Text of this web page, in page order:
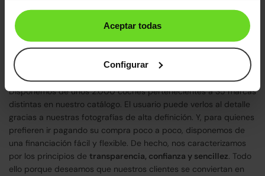
Aceptar todas
Configurar
estamos tan seguros de nuestros automóviles que, si,
transcurridos 15 días o circulados 1.000 kilómetros, el
comprador no está contento, puede devolvernos su adquisición.
Incluso, si encuentras el mismo modelo más barato en otro sitio,
te damos la diferencia y otros 100 euros
más a modo de pago
por las molestias.
Disponemos de unos 2.000 coches pertenecientes a 35 marcas
distintas en nuestro catálogo. El usuario puede verlos al detalle
gracias a nuestras fotografías de alta definición. Y, para quienes
prefieren ir pagando su compra poco a poco, disponemos de
una financiación fácil y flexible. De hecho, nos caracterizamos
por los principios de transparencia, confianza y sencillez. Todo
ello porque deseamos que nuestros clientes se conviertan en